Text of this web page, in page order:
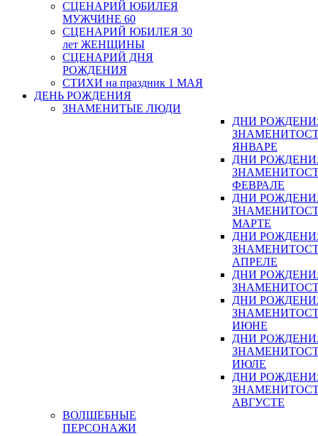
СЦЕНАРИЙ ЮБИЛЕЯ
МУЖЧИНЕ 60
СЦЕНАРИЙ ЮБИЛЕЯ 30
лет ЖЕНЩИНЫ
СЦЕНАРИЙ ДНЯ
РОЖДЕНИЯ
СТИХИ на праздник 1 МАЯ
ДЕНЬ РОЖДЕНИЯ
ЗНАМЕНИТЫЕ ЛЮДИ
ДНИ
ЯНВАРЕ
ДНИ
ФЕВРАЛЕ
ДНИ
МАРТЕ
ДНИ
АПРЕЛЕ
ДНИ
ДНИ
ИЮНЕ
ДНИ
ИЮЛЕ
ДНИ
АВГУСТЕ
ВОЛШЕБНЫЕ
ПЕРСОНАЖИ